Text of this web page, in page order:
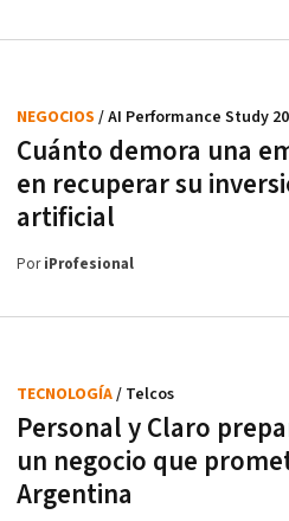
Cuánto demora una
en recuperar su
artificial
NEGOCIOS / AI Performance Study
PoriProfesional
Personal y Claro
un negocio que
Argentina
TECNOLOGÍA/ Telcos